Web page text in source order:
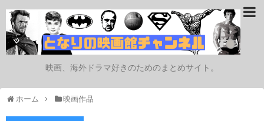
映画、海外ドラマ好きのためのまとめサイト。
ホーム 映画作品